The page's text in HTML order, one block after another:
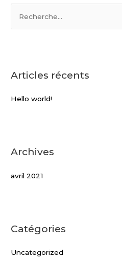
e
c
Articles récents
Hello world!
Archives
avril 2021
Catégories
Uncategorized